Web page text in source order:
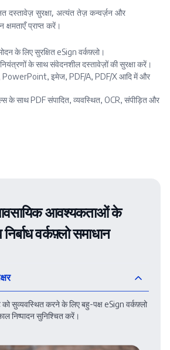
दस्तावेज़ सुरक्षा, अत्यंत तेज़ कन्वर्ज़न और
प्राप्त करें।
के लिए सुरक्षित eSign वर्कफ़्लो।
के साथ संवेदनशील दस्तावेज़ों की सुरक्षा करें।
PowerPoint, इमेज, PDF/A, PDF/X आदि में और
के साथ PDF संपादित, व्यवस्थित, OCR, संपीड़ित और
आवश्यकताओं के
वर्कफ़्लो समाधान
सुव्यवस्थित करने के लिए बहु-पक्ष eSign वर्कफ़्लो
निष्पादन सुनिश्चित करें।